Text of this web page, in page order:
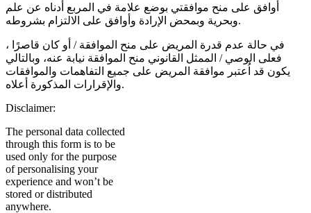
أوافق على منح موافقتي بوضع علامة في المربع أدناه عن علم
وبحرية وبمحض الإرادة وأوافق على الالتزام بشروطه.
في حالة عدم قدرة المريض على منح الموافقة / أو كان قاصرًا ،
فعلى الوصي / الممثل القانوني منح الموافقة نيابة عنه، وبالتالي
يكون قد اُعتبر موافقة المريض على جميع التفاهمات والموافقات
والإقرارات المذكورة أعلاه.
Disclaimer:
The personal data collected
through this form is to be
used only for the purpose
of personalising your
experience and won’t be
stored or distributed
anywhere.